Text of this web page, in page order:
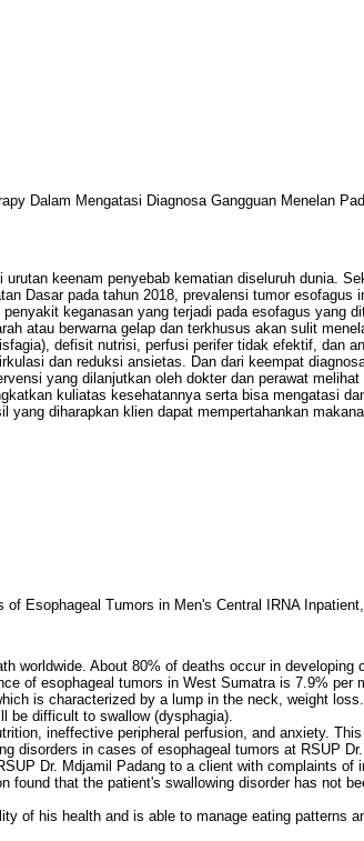
Dalam Mengatasi Diagnosa Gangguan Menelan
keenam penyebab kematian diseluruh dunia.
Dasar pada tahun 2018, prevalensi tumor
keganasan yang terjadi pada esofagus yang
atau berwarna gelap dan terkhusus akan sulit
defisit nutrisi, perfusi perifer tidak efektif, dan
dan reduksi ansietas. Dan dari keempat
yang dilanjutkan oleh dokter dan perawat
kuliatas kesehatannya serta bisa mengatasi
diharapkan klien dapat mempertahankan
Esophageal Tumors in Men's Central IRNA
worldwide. About 80% of deaths occur in developing
of esophageal tumors in West Sumatra is 7.9%
is characterized by a lump in the neck, weight
be difficult to swallow (dysphagia).
ineffective peripheral perfusion, and anxiety.
disorders in cases of esophageal tumors at RSUP
Dr. Mdjamil Padang to a client with complaints of
found that the patient's swallowing disorder has not
of his health and is able to manage eating patterns